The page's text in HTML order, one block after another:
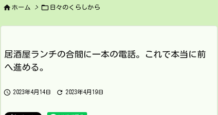
 ホーム >  日々のくらしから
居酒屋ランチの合間に一本の電話。これで本当に前
へ進める。
 2023年4月14日  2023年4月19日